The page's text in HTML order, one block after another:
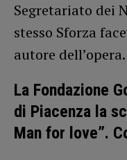
Segretariato dei
stesso Sforza
autore dell’opera.
La Fondazione
di Piacenza la
Man for love”.